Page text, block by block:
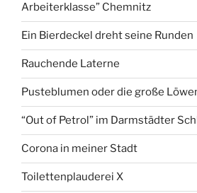
Arbeiterklasse” Chemnitz
Ein Bierdeckel dreht seine Runden
Rauchende Laterne
Pusteblumen oder die große
“Out of Petrol” im Darmstädter
Corona in meiner Stadt
Toilettenplauderei X